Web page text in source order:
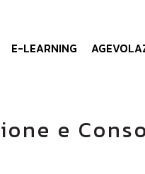
E-LEARNING
e